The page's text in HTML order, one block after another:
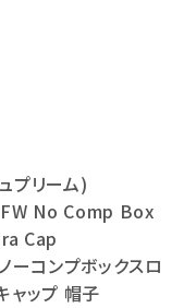
プリーム)
No Comp Box
Cap
ーコンプボックスロ
ャップ 帽子